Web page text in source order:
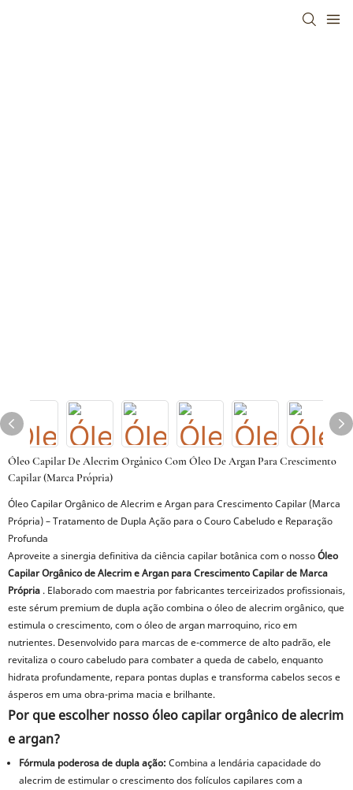
Óleo Capilar De Alecrim Orgânico Com Óleo De Argan Para Crescimento
Capilar (Marca Própria)
Óleo Capilar Orgânico de Alecrim e Argan para Crescimento Capilar (Marca
Própria) – Tratamento de Dupla Ação para o Couro Cabeludo e Reparação
Profunda
Aproveite a sinergia definitiva da ciência capilar botânica com o nossoÓleo
Capilar Orgânico de Alecrim e Argan para Crescimento Capilar de Marca
Própria . Elaborado com maestria por fabricantes terceirizados profissionais,
este sérum premium de dupla ação combina o óleo de alecrim orgânico, que
estimula o crescimento, com o óleo de argan marroquino, rico em
nutrientes. Desenvolvido para marcas de e-commerce de alto padrão, ele
revitaliza o couro cabeludo para combater a queda de cabelo, enquanto
hidrata profundamente, repara pontas duplas e transforma cabelos secos e
ásperos em uma obra-prima macia e brilhante.
Por que escolher nosso óleo capilar orgânico de alecrim
e argan?
Fórmula poderosa de dupla ação: Combina a lendária capacidade do
alecrim de estimular o crescimento dos folículos capilares com a